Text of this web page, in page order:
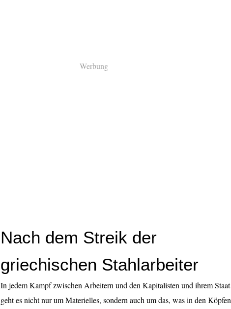
Werbung
Nach dem Streik der
griechischen Stahlarbeiter
In jedem Kampf zwischen Arbeitern und den Kapitalisten und ihrem Staat
geht es nicht nur um Materielles, sondern auch um das, was in den Köpfen